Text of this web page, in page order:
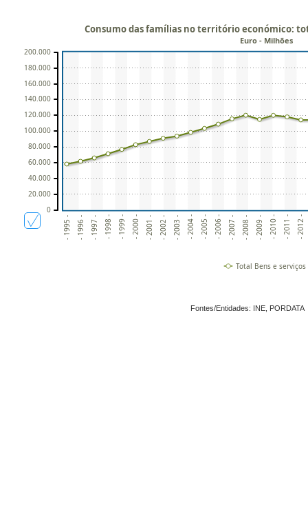
- 1995 - - 1996 - - 1997 - - 1998 - - 1999 - - 2000 - - 2001 - - 2002 - - 2003 - - 2004 - - 2005 - - 2006 - - 2007 - - 2008 - - 2009 - - 2010 - - 2011 - - 2012 -
Consumo das famílias no território económico:
Euro - Milhões
0
20.000
40.000
60.000
80.000
100.000
120.000
140.000
160.000
180.000
200.000
Total Bens e serviços
Fontes/Entidades: INE, PORDATA